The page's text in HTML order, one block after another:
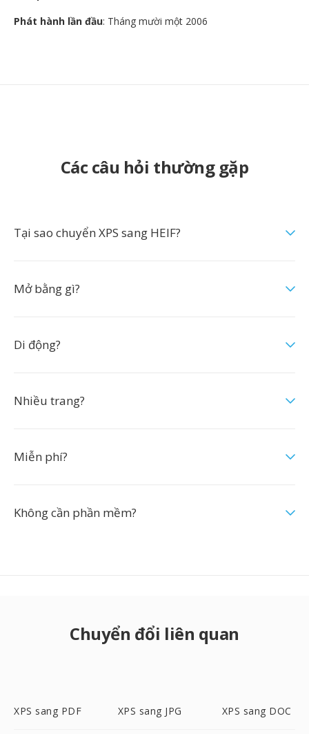
Phát hành lần đầu: Tháng mười một 2006
Các câu hỏi thường gặp
Tại sao chuyển XPS sang HEIF?
Mở bằng gì?
Di động?
Nhiều trang?
Miễn phí?
Không cần phần mềm?
Chuyển đổi liên quan
XPS sang PDF XPS sang JPG XPS sang DOC